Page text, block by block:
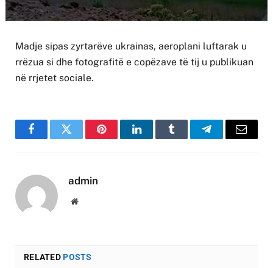
Madje sipas zyrtarëve ukrainas, aeroplani luftarak u
rrëzua si dhe fotografitë e copëzave të tij u publikuan
në rrjetet sociale.
FacebookTwitter PinterestLinkedInTumblr TelegramEmail
admin
Website
RELATEDPOSTS